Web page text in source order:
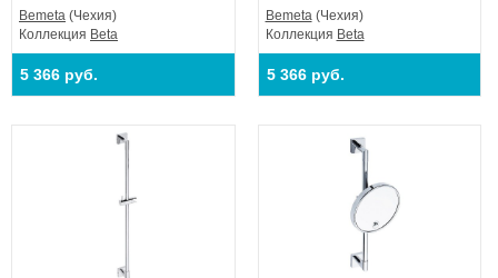
Bemeta (Чехия)
Коллекция Beta
5 366 руб.
Bemeta(Чехия)
Коллекция Beta
5 366 руб.